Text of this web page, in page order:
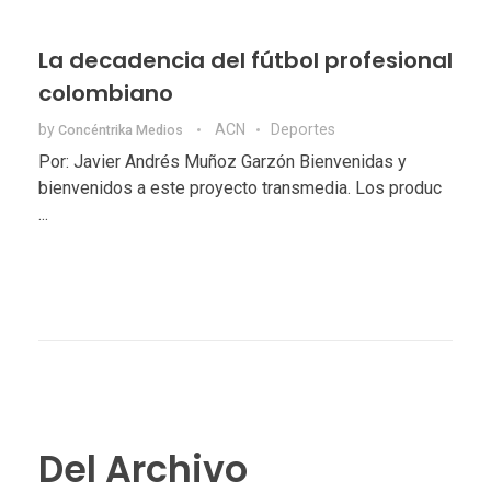
La decadencia del fútbol profesional
colombiano
by Concéntrika Medios ACN Deportes
Por: Javier Andrés Muñoz Garzón Bienvenidas y
bienvenidos a este proyecto transmedia. Los produc
...
Del Archivo